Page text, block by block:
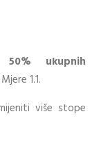
50% ukupnih
1.1.
više stope